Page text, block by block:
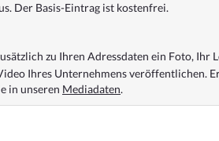
Der Basis-Eintrag ist kostenfrei.
zu Ihren Adressdaten ein Foto,
Ihres Unternehmens veröffentlichen.
in unseren Mediadaten.